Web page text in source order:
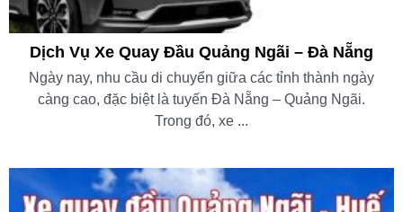
Dịch Vụ Xe Quay Đầu Quảng Ngãi – Đà Nẵng
Ngày nay, nhu cầu di chuyển giữa các tỉnh thành ngày
càng cao, đặc biệt là tuyến Đà Nẵng – Quảng Ngãi.
Trong đó, xe ...